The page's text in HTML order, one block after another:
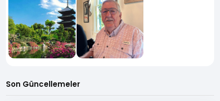
Son Güncellemeler